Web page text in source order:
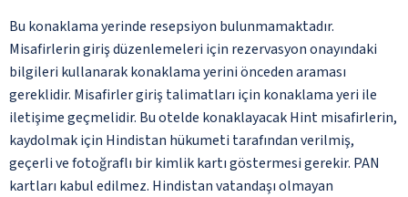
Bu konaklama yerinde resepsiyon bulunmamaktadır.
Misafirlerin giriş düzenlemeleri için rezervasyon onayındaki
bilgileri kullanarak konaklama yerini önceden araması
gereklidir. Misafirler giriş talimatları için konaklama yeri ile
iletişime geçmelidir. Bu otelde konaklayacak Hint misafirlerin,
kaydolmak için Hindistan hükumeti tarafından verilmiş,
geçerli ve fotoğraflı bir kimlik kartı göstermesi gerekir. PAN
kartları kabul edilmez. Hindistan vatandaşı olmayan